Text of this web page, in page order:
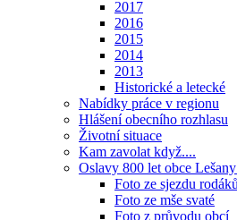
2017
2016
2015
2014
2013
Historické a letecké
Nabídky práce v regionu
Hlášení obecního rozhlasu
Životní situace
Kam zavolat když....
Oslavy 800 let obce
Foto ze sjezdu rodáků
Foto ze mše svaté
Foto z průvodu obcí